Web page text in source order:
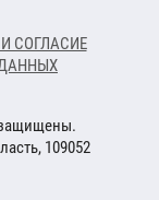
СОГЛАСИЕ
защищены.
109052